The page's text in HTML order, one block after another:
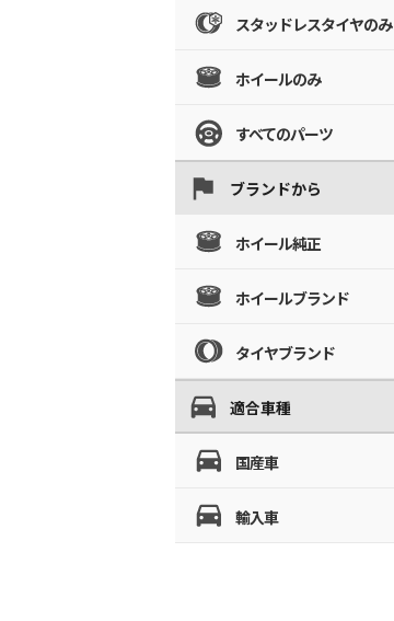
スタッドレスタイヤのみ
ホイールのみ
すべてのパーツ
ブランドから
ホイール純正
ホイールブランド
タイヤブランド
適合車種
国産車
輸入車